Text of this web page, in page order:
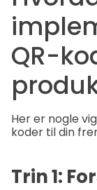
QR-
Her er nogle
koder til din
Trin 1: